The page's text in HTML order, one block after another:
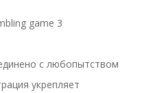
game 3
с любопытством
укрепляет